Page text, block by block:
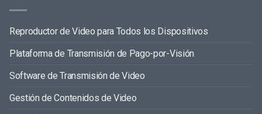
Reproductor de Video para Todos los Dispositivos
Plataforma de Transmisión de Pago-por-Visión
Software de Transmisión de Video
Gestión de Contenidos de Video